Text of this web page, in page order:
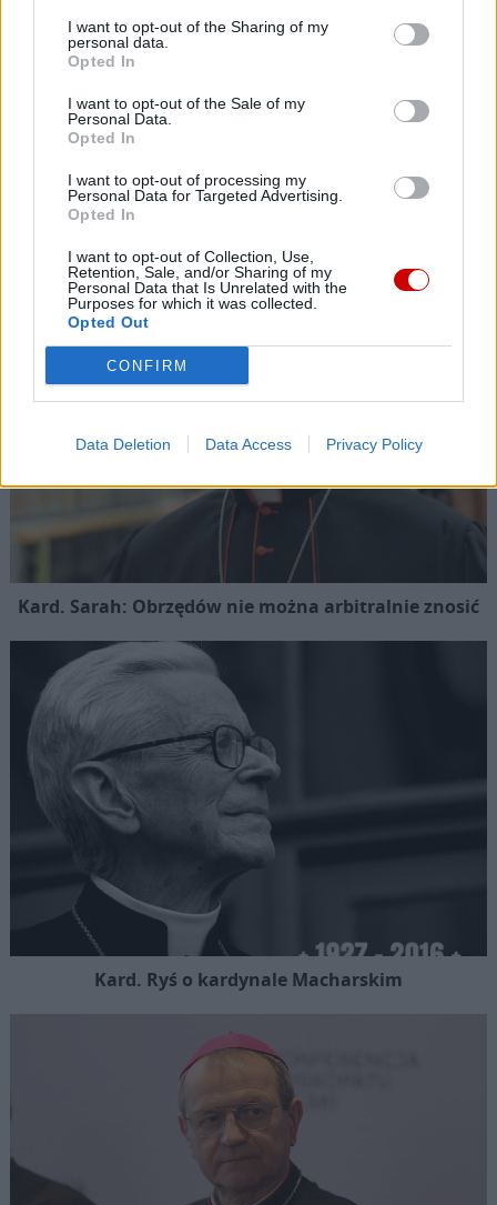
I want to opt-out of the Sharing of my
personal data.
Opted In
I want to opt-out of the Sale of my
Personal Data.
Opted In
I want to opt-out of processing my
Personal Data for Targeted Advertising.
Opted In
I want to opt-out of Collection, Use,
Retention, Sale, and/or Sharing of my
Personal Data that Is Unrelated with the
Purposes for which it was collected.
Opted Out
CONFIRM
Data Deletion Data Access Privacy Policy
07 sierpnia 2026 | 22:36
Narodowy Bank Ukrainy wyemituje monetę upamiętniającą Jana
07 sierpnia 2026 | 22:17
Ukraińskie Kościoły wzywają do światowej modlitwy za Ukrainę
Popularne
Kard. Sarah: Obrzędów nie można arbitralnie znosić
Kard. Ryś o kardynale Macharskim